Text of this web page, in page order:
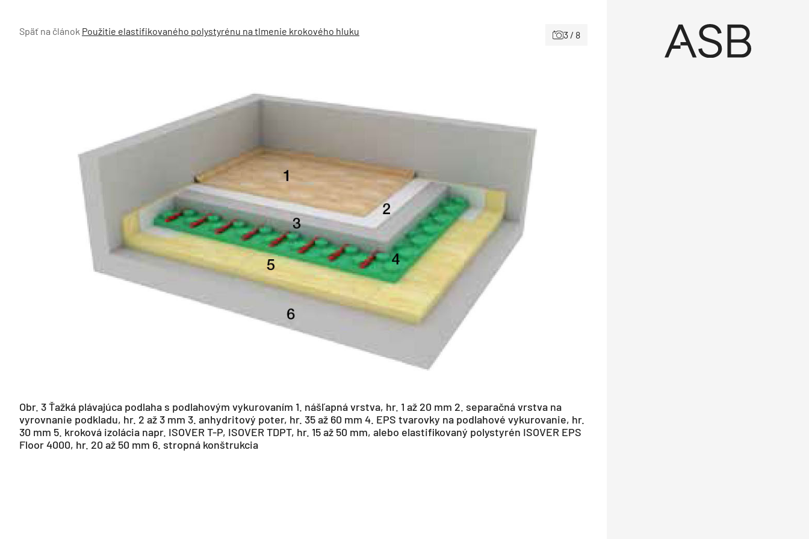
Späť na článok Použitie elastifikovaného polystyrénu na tlmenie krokového hluku 3 / 8
Obr. 3 Ťažká plávajúca podlaha s podlahovým vykurovaním 1. nášľapná vrstva, hr. 1 až 20 mm 2. separačná vrstva na
vyrovnanie podkladu, hr. 2 až 3 mm 3. anhydritový poter, hr. 35 až 60 mm 4. EPS tvarovky na podlahové vykurovanie, hr.
30 mm 5. kroková izolácia napr. ISOVER T-P, ISOVER TDPT, hr. 15 až 50 mm, alebo elastifikovaný polystyrén ISOVER EPS
Floor 4000, hr. 20 až 50 mm 6. stropná konštrukcia